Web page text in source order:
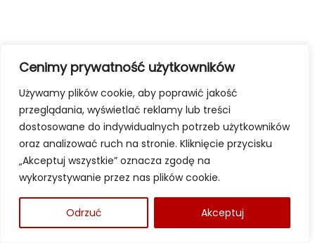
Cenimy prywatność użytkowników
Używamy plików cookie, aby poprawić jakość
przeglądania, wyświetlać reklamy lub treści
dostosowane do indywidualnych potrzeb użytkowników
oraz analizować ruch na stronie. Kliknięcie przycisku
„Akceptuj wszystkie” oznacza zgodę na
wykorzystywanie przez nas plików cookie.
Odrzuć Akceptuj